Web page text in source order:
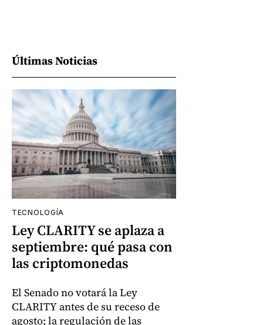
Últimas Noticias
TECNOLOGÍA
Ley CLARITY se aplaza a
septiembre: qué pasa con
las criptomonedas
El Senado no votará la Ley
CLARITY antes de su receso de
agosto; la regulación de las